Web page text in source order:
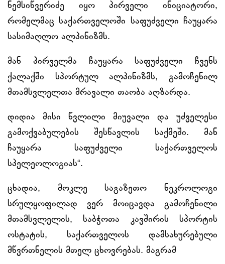
ნემსიწვერიძე იყო პირველი ინიციატორი,
რომელმაც საქართველოში საფუძველი ჩაუყარა
სასიმაღლო ალპინიზმს.
მან პირველმა ჩაუყარა საფუძველი ჩვენს
ქალაქში სპორტულ ალპინიზმს, გამოჩენილ
მთამსვლელთა მრავალი თაობა აღზარდა.
დიდია მისი წვლილი მიუვალი და უძველესი
გამოქვაბულების შესწავლის საქმეში. მან
ჩაუყარა საფუძველი საქართველოს
სპელეოლოგიას“.
ცხადია, მოკლე საგაზეთო ნეკროლოგი
სრულყოფილად ვერ მოიცავდა გამოჩენილი
მთამსვლელის, საბჭოთა კავშირის სპორტის
ოსტატის, საქართველოს დამსახურებული
მწვრთნელის მთელ ცხოვრებას. მაგრამ